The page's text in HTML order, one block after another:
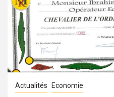
Actualités Economie